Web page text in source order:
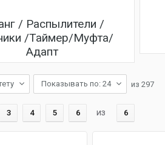
/ Распылители /
/Таймер/Муфта/
Адапт
Показывать по: 24 из 297
3 4 5 6 из 6